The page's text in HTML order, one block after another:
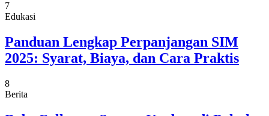
7
Edukasi
Panduan Lengkap Perpanjangan SIM
2025: Syarat, Biaya, dan Cara Praktis
8
Berita